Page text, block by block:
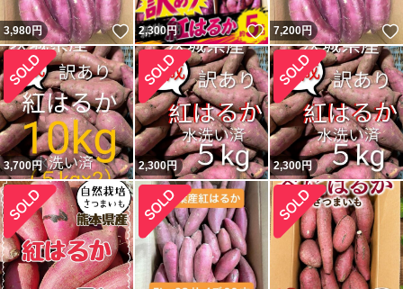
3,980円 いいね！
2,300円 いいね！
7,200円
3,700円 2,300円 2,300円